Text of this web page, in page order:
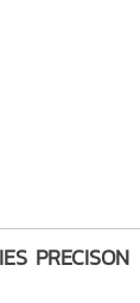
PRECISON